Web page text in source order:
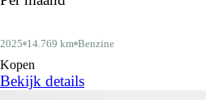
2025 14.769 km Benzine
Kopen
Bekijk details